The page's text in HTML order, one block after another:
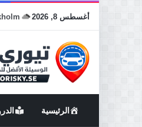
أغسطس 8, 2026
الرئيسية